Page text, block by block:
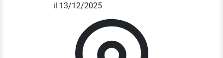
il 13/12/2025